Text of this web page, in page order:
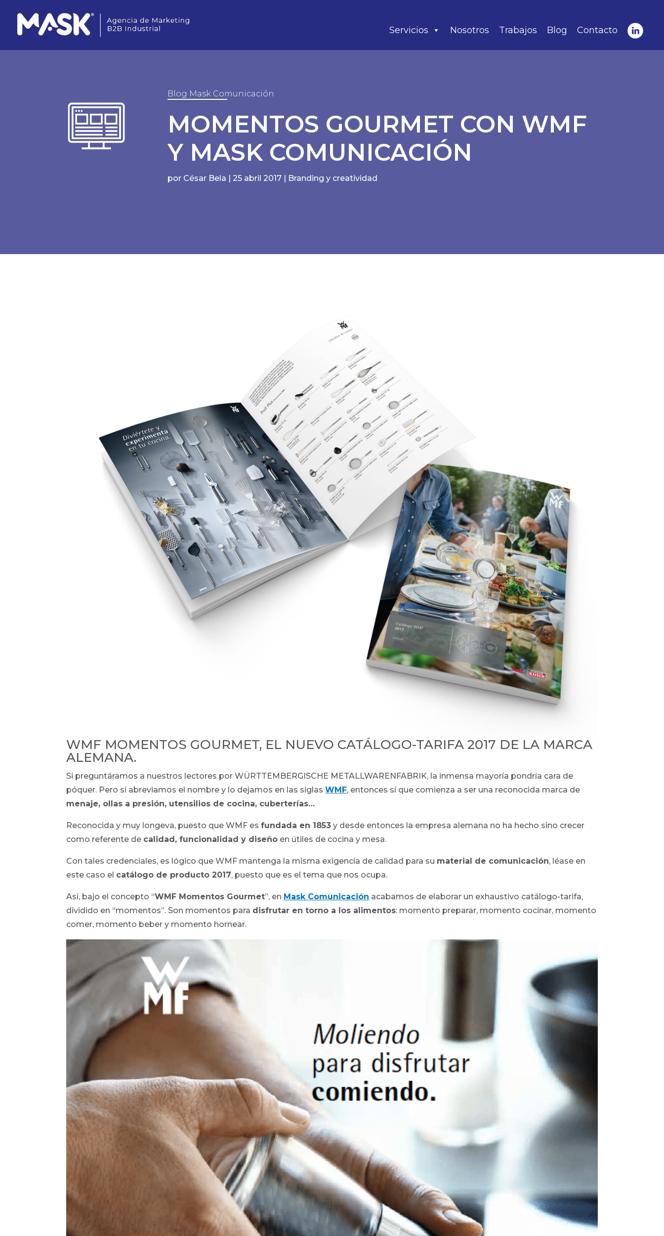
Servicios Nosotros Trabajos Blog Contacto
Blog Mask Comunicación
MOMENTOS GOURMET CON WMF
Y MASK COMUNICACIÓN
por César Bela | 25 abril 2017 | Branding y creatividad
WMF MOMENTOS GOURMET, EL NUEVO CATÁLOGO-TARIFA 2017 DE LA MARCA
ALEMANA.
Si preguntáramos a nuestros lectores por WÜRTTEMBERGISCHE METALLWARENFABRIK, la inmensa mayoría pondría cara de
póquer. Pero si abreviamos el nombre y lo dejamos en las siglasWMF, entonces sí que comienza a ser una reconocida marca de
menaje, ollas a presión, utensilios de cocina, cuberterías…
Reconocida y muy longeva, puesto que WMF esfundada en 1853 y desde entonces la empresa alemana no ha hecho sino crecer
como referente de calidad, funcionalidad y diseño en útiles de cocina y mesa.
Con tales credenciales, es lógico que WMF mantenga la misma exigencia de calidad para su material de comunicación, léase en
este caso el catálogo de producto 2017, puesto que es el tema que nos ocupa.
Así, bajo el concepto “WMF Momentos Gourmet”, en Mask Comunicación acabamos de elaborar un exhaustivo catálogo-tarifa,
dividido en “momentos”. Son momentos para disfrutar en torno a los alimentos: momento preparar, momento cocinar, momento
comer, momento beber y momento hornear.